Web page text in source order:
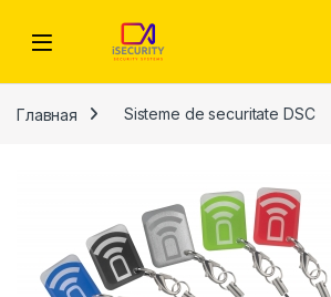
Главная Sisteme de securitate DSC